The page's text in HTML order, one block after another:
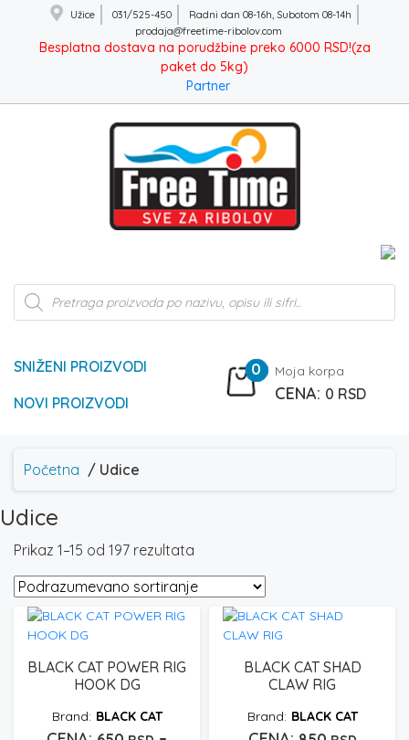
Užice 031/525-450
Radni dan 08-16h, Subotom 08-14h
prodaja@freetime-ribolov.com
Besplatna dostava na porudžbine preko 6000 RSD!(za
paket do 5kg)
Partner
Products
search
SNIŽENI PROIZVODI
NOVI PROIZVODI
0 Moja korpa
0 RSD
Početna / Udice
Udice
Prikaz 1–15 od 197 rezultata
BLACK CAT POWER RIG
HOOK DG
BLACK CAT
BLACK CAT SHAD
CLAW RIG
BLACK CAT